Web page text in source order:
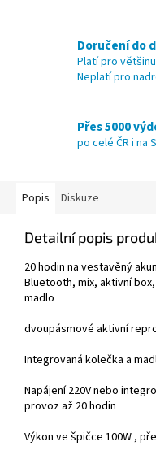
Doručení do
Platí pro
Neplatí pro
Přes 5000
po celé ČR i na
Popis Diskuze
Detailní popis
20 hodin na vestavěný
Bluetooth, mix, aktivní
madlo
dvoupásmové aktivní
Integrovaná kolečka a
Napájení 220V nebo
provoz až 20 hodin
Výkon ve špičce 100W ,